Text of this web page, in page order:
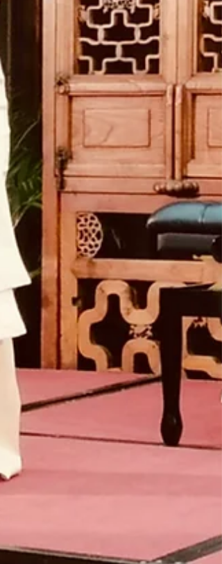
を見ながら、人間も同じだなと実感してい
す。 それからまた、意図して余白を作ろう
としなくても、スケジュールが空いて図ら